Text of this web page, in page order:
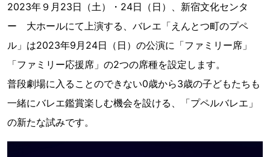
2023年９月23日（土）・24日（日）、新宿文化センタ
ー 大ホールにて上演する、バレエ「えんとつ町のプペ
ル」は2023年9月24日（日）の公演に「ファミリー席」
「ファミリー応援席」の2つの席種を設定します。
普段劇場に入ることのできない0歳から3歳の子どもたちも
一緒にバレエ鑑賞楽しむ機会を設ける、「プペルバレエ」
の新たな試みです。